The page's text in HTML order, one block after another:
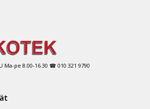
Ma-pe 8.00-16.30 ☎ 010 321 9790